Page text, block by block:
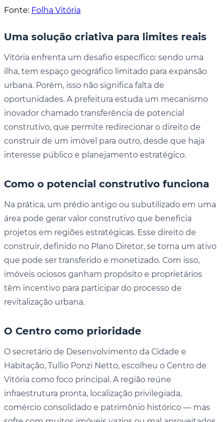
Fonte: Folha Vitória
Uma solução criativa para limites reais
Vitória enfrenta um desafio específico: sendo uma
ilha, tem espaço geográfico limitado para expansão
urbana. Porém, isso não significa falta de
oportunidades. A prefeitura estuda um mecanismo
inovador chamado transferência de potencial
construtivo, que permite redirecionar o direito de
construir de um imóvel para outro, desde que haja
interesse público e planejamento estratégico.
Como o potencial construtivo funciona
Na prática, um prédio antigo ou subutilizado em uma
área pode gerar valor construtivo que beneficia
projetos em regiões estratégicas. Esse direito de
construir, definido no Plano Diretor, se torna um ativo
que pode ser transferido e monetizado. Com isso,
imóveis ociosos ganham propósito e proprietários
têm incentivo para participar do processo de
revitalização urbana.
O Centro como prioridade
O secretário de Desenvolvimento da Cidade e
Habitação, Tullio Ponzi Netto, escolheu o Centro de
Vitória como foco principal. A região reúne
infraestrutura pronta, localização privilegiada,
comércio consolidado e patrimônio histórico — mas